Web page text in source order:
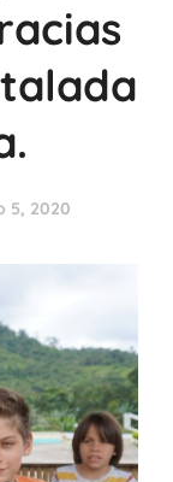
5, 2020